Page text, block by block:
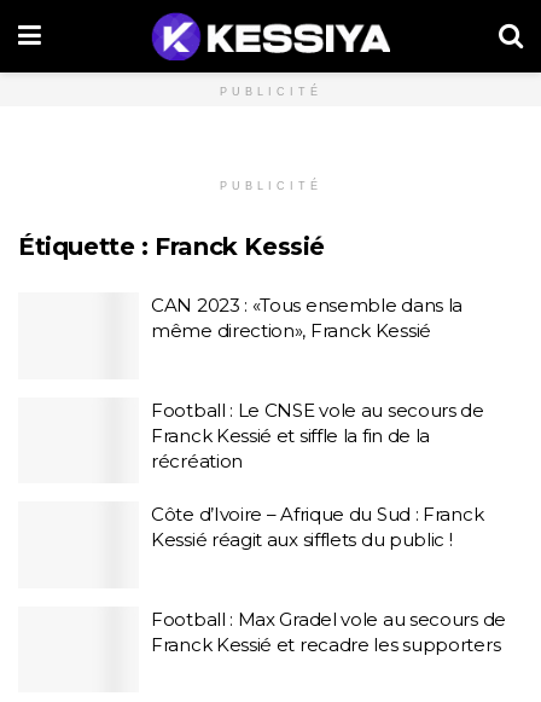
PUBLICITÉ
PUBLICITÉ
Étiquette : Franck Kessié
CAN 2023 : «Tous ensemble dans la
même direction», Franck Kessié
Football : Le CNSE vole au secours de
Franck Kessié et siffle la fin de la
récréation
Côte d’Ivoire – Afrique du Sud : Franck
Kessié réagit aux sifflets du public !
Football : Max Gradel vole au secours de
Franck Kessié et recadre les supporters